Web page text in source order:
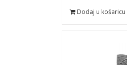
Dodaj u košaricu